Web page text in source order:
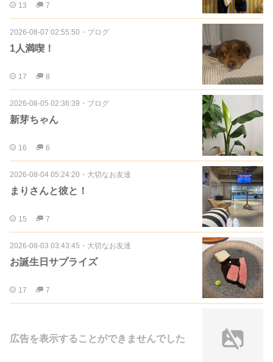
13 7
2026-08-07 02:55:50 ・ ブログ
1人満喫！
17 8
2026-08-05 02:36:39 ・ ブログ
新芽ちゃん
16 6
2026-08-04 05:24:20 ・ 大切なお友達
まりさんと彼と！
15 7
2026-08-03 03:43:45 ・ 大切なお友達
お誕生日サプライズ
17 7
広告を表示することができませんでした